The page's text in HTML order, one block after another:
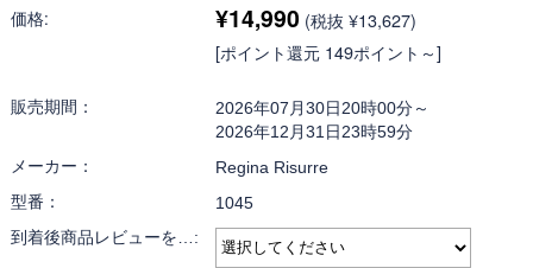
価格: ¥14,990 (税抜 ¥13,627)
[ポイント還元 149ポイント～]
販売期間：
2026年07月30日20時00分～
2026年12月31日23時59分
メーカー：
Regina Risurre
型番：
1045
到着後商品レビューを…: